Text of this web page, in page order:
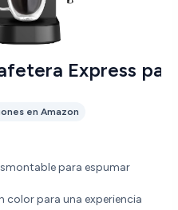
Fresh
Express
en Amazon
para espumar
color para una experiencia